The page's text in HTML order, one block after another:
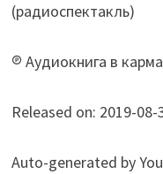
(радиоспектакль)
℗ Аудиокнига в
Released on: 2019-08-
Auto-generated by